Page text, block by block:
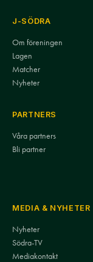
J-SÖDRA
Om föreningen
Lagen
Matcher
Nyheter
PARTNERS
Våra partners
Bli partner
MEDIA & NYHETER
Nyheter
Södra-TV
Mediakontakt